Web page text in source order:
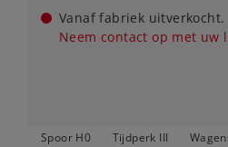
Vanaf fabriek uitverkocht.
Neem contact op met uw
Spoor H0 Tijdperk III